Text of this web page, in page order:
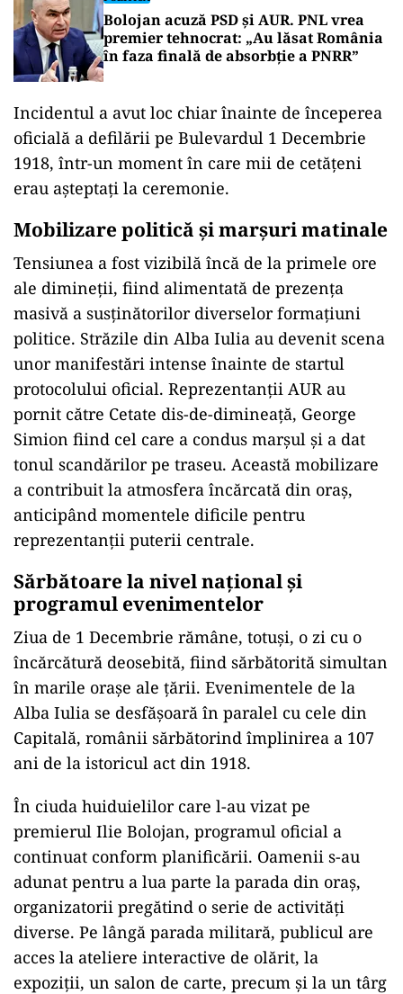
Bolojan acuză PSD și AUR. PNL vrea
premier tehnocrat: „Au lăsat România
în faza finală de absorbţie a PNRR”
Incidentul a avut loc chiarînainte de începerea
oficială a defilării pe Bulevardul 1 Decembrie
1918, într-un moment în care mii de cetățeni
erau așteptați la ceremonie.
Mobilizare politică și marșuri matinale
Tensiunea a fost vizibilă încă de la primele ore
ale dimineții, fiind alimentată de prezența
masivă a susținătorilor diverselor formațiuni
politice. Străzile din Alba Iulia au devenit scena
unor manifestări intense înainte de startul
protocolului oficial. Reprezentanții AUR au
pornit către Cetate dis-de-dimineață, George
Simion fiind cel care a condus marșul și a dat
tonul scandărilor pe traseu. Această mobilizare
a contribuit la atmosfera încărcată din oraș,
anticipând momentele dificile pentru
reprezentanții puterii centrale.
Sărbătoare la nivel național și
programul evenimentelor
Ziua de 1 Decembrie rămâne, totuși, o zi cu o
încărcătură deosebită, fiind sărbătorită simultan
în marile orașe ale țării. Evenimentele de la
Alba Iulia se desfășoară în paralel cu cele din
Capitală, românii sărbătorind împlinirea a 107
ani de la istoricul act din 1918.
În ciuda huiduielilor care l-au vizat pe
premierul Ilie Bolojan, programul oficial a
continuat conform planificării. Oamenii s-au
adunat pentru a lua parte la parada din oraș,
organizatorii pregătind o serie de activități
diverse. Pe lângă parada militară, publicul are
acces la ateliere interactive de olărit, la
expoziții, un salon de carte, precum și la un târg